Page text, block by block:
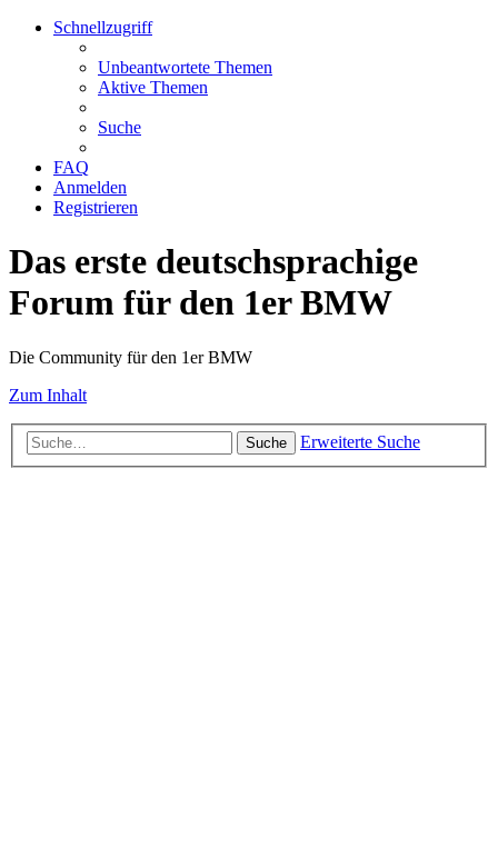
Schnellzugriff
Unbeantwortete Themen
Aktive Themen
Suche
FAQ
Anmelden
Registrieren
Das erste deutschsprachige
Forum für den 1er BMW
Die Community für den 1er BMW
Zum Inhalt
Suche Erweiterte Suche